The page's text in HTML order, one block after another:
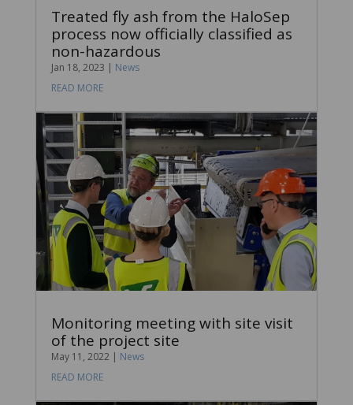
Treated fly ash from the HaloSep
process now officially classified as
non-hazardous
Jan 18, 2023 | News
READ MORE
Monitoring meeting with site visit
of the project site
May 11, 2022 | News
READ MORE